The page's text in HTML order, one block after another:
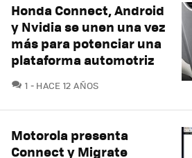
Honda Connect, Android
y Nvidia se unen una vez
más para potenciar una
plataforma automotriz
1 COMENTARIOS
HACE 12 AÑOS
Motorola presenta
Connect y Migrate